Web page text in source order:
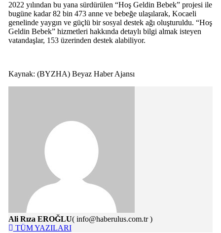
2022 yılından bu yana sürdürülen “Hoş Geldin Bebek” projesi ile
bugüne kadar 82 bin 473 anne ve bebeğe ulaşılarak, Kocaeli
genelinde yaygın ve güçlü bir sosyal destek ağı oluşturuldu. “Hoş
Geldin Bebek” hizmetleri hakkında detaylı bilgi almak isteyen
vatandaşlar, 153 üzerinden destek alabiliyor.
Kaynak: (BYZHA) Beyaz Haber Ajansı
Ali Rıza EROĞLU( info@haberulus.com.tr )
TÜM YAZILARI